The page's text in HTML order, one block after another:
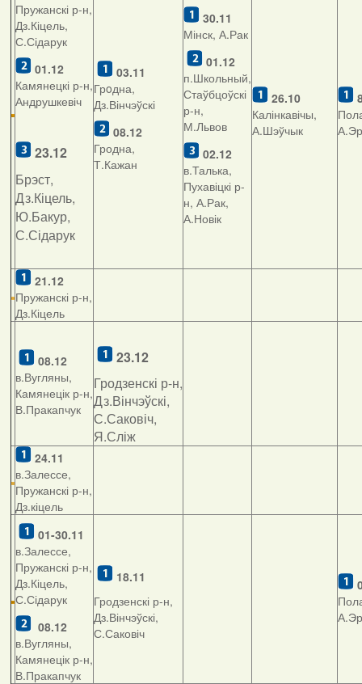
Пружанскі р-н,
Дз.Кіцель,
С.Сідарук
01.12
Камянецкі р-н,
Андрушкевіч
23.12
Брэст,
Дз.Кіцель,
Ю.Бакур,
С.Сідарук
03.11
Грoдна,
Дз.Вінчэўскі
08.12
Гродна,
Т.Кажан
30.11
Мінск, А.Рак
01.12
п.Школьный,
Стаўбцоўскі
р-н,
М.Львов
02.12
в.Талька,
Пухавіцкі р-
н, А.Рак,
А.Новік
26.10
Калінкавічы,
А.Шэўчык
21.12
Пружанскі р-н,
Дз.Кіцель
08.12
в.Вугляны,
Камянецік р-н,
В.Пракапчук
23.12
Гродзенскі р-н,
Дз.Вінчэўскі,
С.Саковіч,
Я.Сліж
24.11
в.Залессе,
Пружанскі р-н,
Дз.кіцель
01-30.11
в.Залессе,
Пружанскі р-н,
Дз.Кіцель,
С.Сідарук
08.12
в.Вугляны,
Камянецік р-н,
В.Пракапчук
18.11
Гродзенскі р-н,
Дз.Вінчэўскі,
С.Саковіч